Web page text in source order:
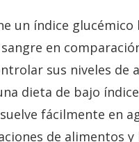
un índice
en
sus niveles de
dieta de bajo
fácilmente en
de alimentos